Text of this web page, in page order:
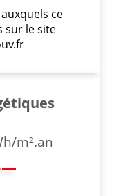
ce
sur le site
m².an